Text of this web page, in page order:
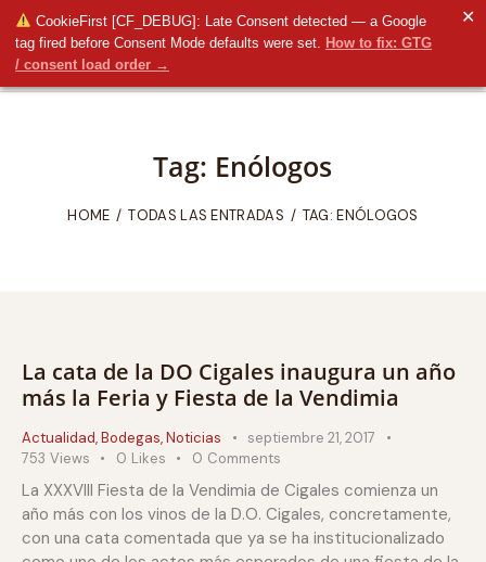
CookieFirst [CF_DEBUG]: Late Consent detected — a Google
tag fired before Consent Mode defaults were set. How to fix: GTG
/ consent load order →
✕
Tag: Enólogos
HOME TODAS LAS ENTRADAS TAG: ENÓLOGOS
La cata de la DO Cigales inaugura un año
más la Feria y Fiesta de la Vendimia
Actualidad,Bodegas,Noticias
septiembre 21, 2017
753 Views 0 Likes 0 Comments
La XXXVIII Fiesta de la Vendimia de Cigales comienza un
año más con los vinos de la D.O. Cigales, concretamente,
con una cata comentada que ya se ha institucionalizado